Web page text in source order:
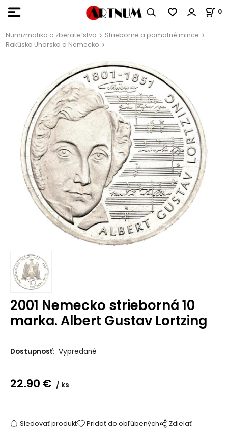
0
Numizmatika a zberateľstvo
Strieborné a pamätné mince
Rakúsko Uhorsko a Nemecko
2001 Nemecko strieborná 10
marka. Albert Gustav Lortzing
Dostupnosť: Vypredané
22.90 € ks
Sledovať produkt Pridať do obľúbených Zdielať